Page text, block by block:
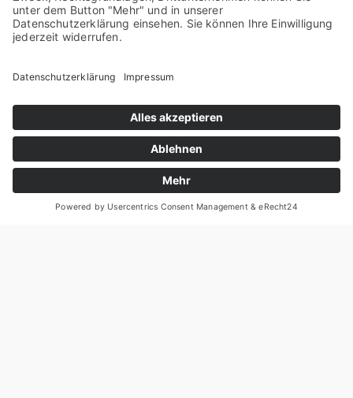
Ver­si­che­rungs­un­ter­neh­men,
neh­­men, Dach­fonds­ma­na­ger und
Unter­neh­mens­kon­takt BANTLEON AG
+49 (0) 511 288 798 31
ulf.moeller@bantleon.com